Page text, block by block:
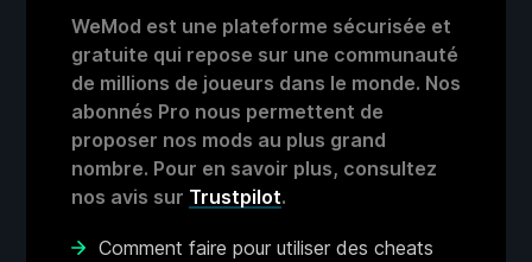
WeMod est une plateforme sécurisée et
gratuite qui repose sur une communauté
de millions de joueurs dans le monde. Nos
abonnés Pro nous permettent de
proposer nos mods au plus grand
nombre. Pour en savoir plus, consultez
nos avis sur Trustpilot.
Comment faire pour utiliser des cheats